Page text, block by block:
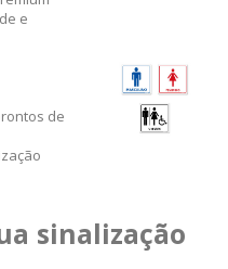
e
de
sinalização